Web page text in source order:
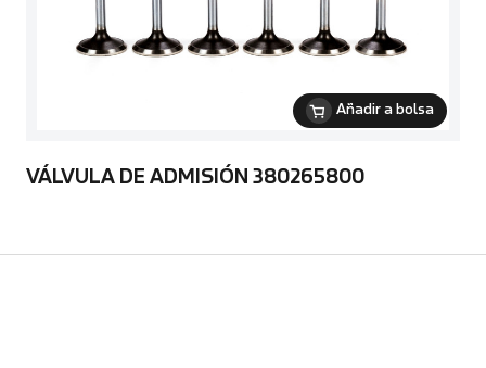
Añadir a bolsa
VÁLVULA DE ADMISIÓN 380265800